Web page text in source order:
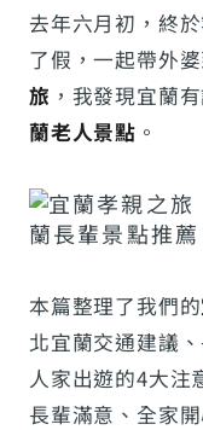
去年六月初，終
了假，一起帶外
旅 ，我發現宜蘭
蘭老人景點 。
本篇整理了我們的
北宜蘭交通建議
人家出遊的4大注
長輩滿意、全家